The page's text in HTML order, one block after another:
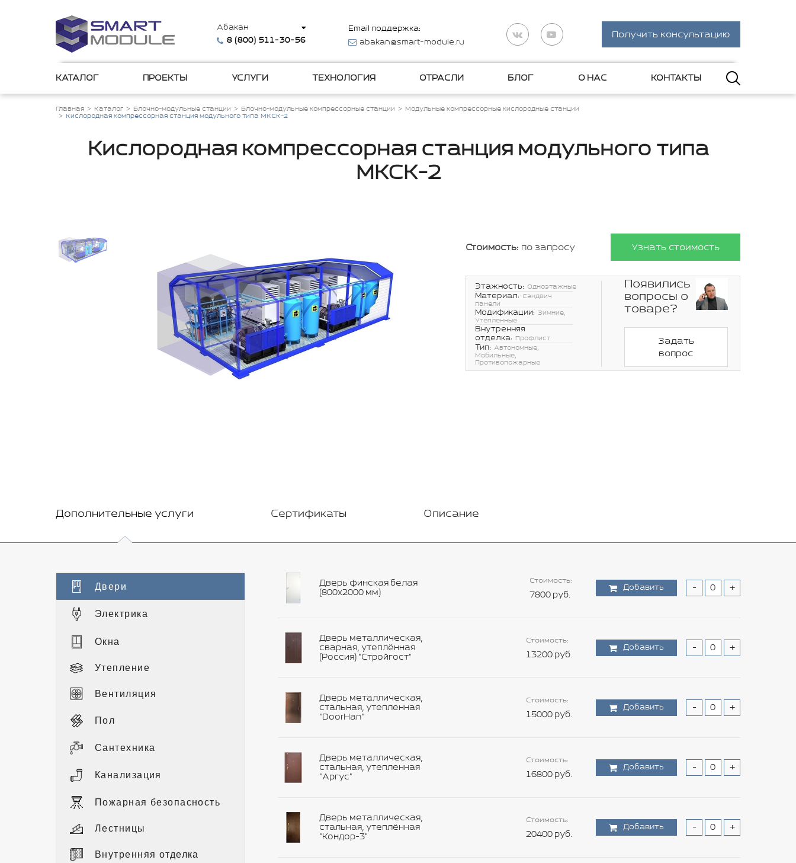
Абакан
8 (800) 511-30-56
Email поддержка:
abakan@smart-module.ru
Получить консультацию
КАТАЛОГ ПРОЕКТЫ УСЛУГИ ТЕХНОЛОГИЯ ОТРАСЛИ БЛОГ О НАС КОНТАКТЫ
Главная Каталог Блочно-модульные станции Блочно-модульные компрессорные станции
Модульные компрессорные кислородные станции
Кислородная компрессорная станция модульного типа МКСК-2
Кислородная компрессорная станция модульного типа
МКСК-2
Стоимость: по запросу Узнать стоимость
Этажность: Одноэтажные
Материал: Сэндвич
панели
Модификации: Зимние,
Утепленные
Внутренняя
отделка: Профлист
Тип: Автономные,
Мобильные,
Противопожарные
Появились
вопросы о
товаре?
Задать
вопрос
Дополнительные услуги Сертификаты Описание
Двери
Электрика
Окна
Утепление
Вентиляция
Пол
Сантехника
Канализация
Пожарная безопасность
Лестницы
Внутренняя отделка
Дверь финская белая
(800х2000 мм)
Стоимость:
7800 руб.
Добавить - +
Дверь металлическая,
сварная, утеплённая
(Россия) "Стройгост"
Стоимость:
13200 руб.
Добавить - +
Дверь металлическая,
стальная, утепленная
"DoorHan"
Стоимость:
15000 руб.
Добавить - +
Дверь металлическая,
стальная, утепленная
"Аргус"
Стоимость:
16800 руб.
Добавить - +
Дверь металлическая,
стальная, утеплённая
"Кондор-3"
Стоимость:
20400 руб.
Добавить - +